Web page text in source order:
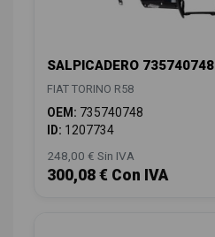
SALPICADERO 735740748
FIAT TORINO R58
OEM: 735740748
ID: 1207734
248,00 € Sin IVA
300,08 € Con IVA